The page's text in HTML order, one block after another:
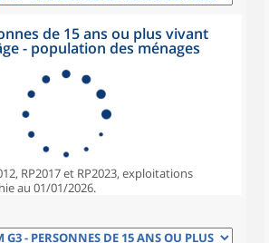
de 15 ans ou plus vivant
- population des ménages
RP2017 et RP2023, exploitations
au 01/01/2026.